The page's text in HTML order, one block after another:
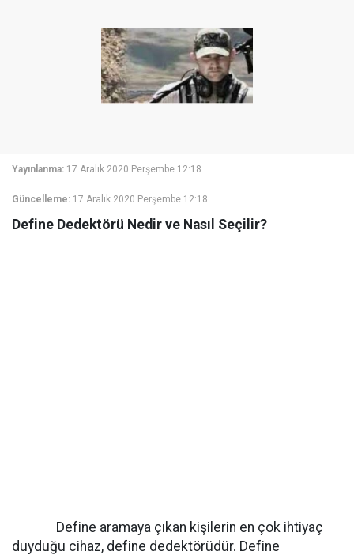
Yayınlanma: 17 Aralık 2020 Perşembe 12:18
Güncelleme: 17 Aralık 2020 Perşembe 12:18
Define Dedektörü Nedir ve Nasıl Seçilir?
Define aramaya çıkan kişilerin en çok ihtiyaç
duyduğu cihaz, define dedektörüdür. Define